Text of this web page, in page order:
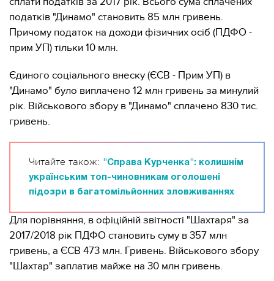
податків "Динамо" становить 85 млн гривень.
Причому податок на доходи фізичних осіб (ПДФО -
прим УП) тільки 10 млн.
Єдиного соціального внеску (ЄСВ - Прим УП) в
"Динамо" було виплачено 12 млн гривень за минулий
рік. Військового збору в "Динамо" сплачено 830 тис.
гривень.
Читайте також: "Справа Курченка": колишнім
українським топ-чиновникам оголошені
підозри в багатомільйонних зловживаннях
Для порівняння, в офіційній звітності "Шахтаря" за
2017/2018 рік ПДФО становить суму в 357 млн ​​
гривень, а ЄСВ 473 млн. Гривень. Військового збору
"Шахтар" заплатив майже на 30 млн гривень.